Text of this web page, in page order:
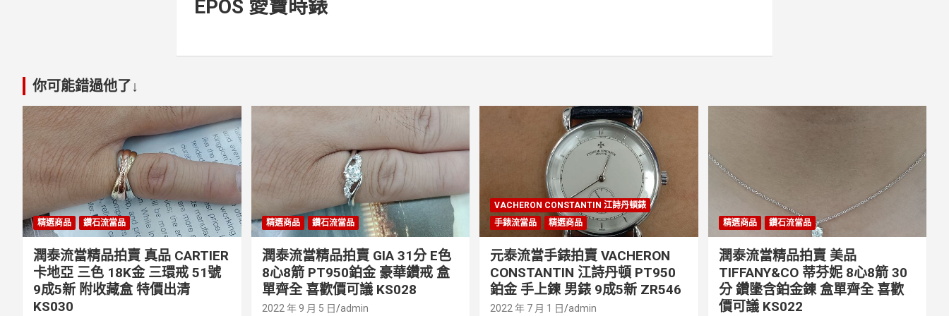
EPOS 愛寶時錶
你可能錯過他了↓
精選商品 鑽石流當品
潤泰流當精品拍賣 真品 CARTIER
卡地亞 三色 18K金 三環戒 51號
9成5新 附收藏盒 特價出清
KS030
精選商品 鑽石流當品
潤泰流當精品拍賣 GIA 31分 E色
8心8箭 PT950鉑金 豪華鑽戒 盒
單齊全 喜歡價可議 KS028
2022 年 9 月 5 日 admin
VACHERON CONSTANTIN 江詩丹頓錶
手錶流當品
精選商品
元泰流當手錶拍賣 VACHERON
CONSTANTIN 江詩丹頓 PT950
鉑金 手上鍊 男錶 9成5新 ZR546
2022 年 7 月 1 日 admin
精選商品 鑽石流當品
潤泰流當精品拍賣 美品
TIFFANY&CO 蒂芬妮 8心8箭 30
分 鑽墬含鉑金鍊 盒單齊全 喜歡
價可議 KS022